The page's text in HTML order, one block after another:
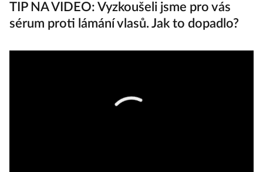
TIP NA VIDEO: Vyzkoušeli jsme pro vás
sérum proti lámání vlasů. Jak to dopadlo?